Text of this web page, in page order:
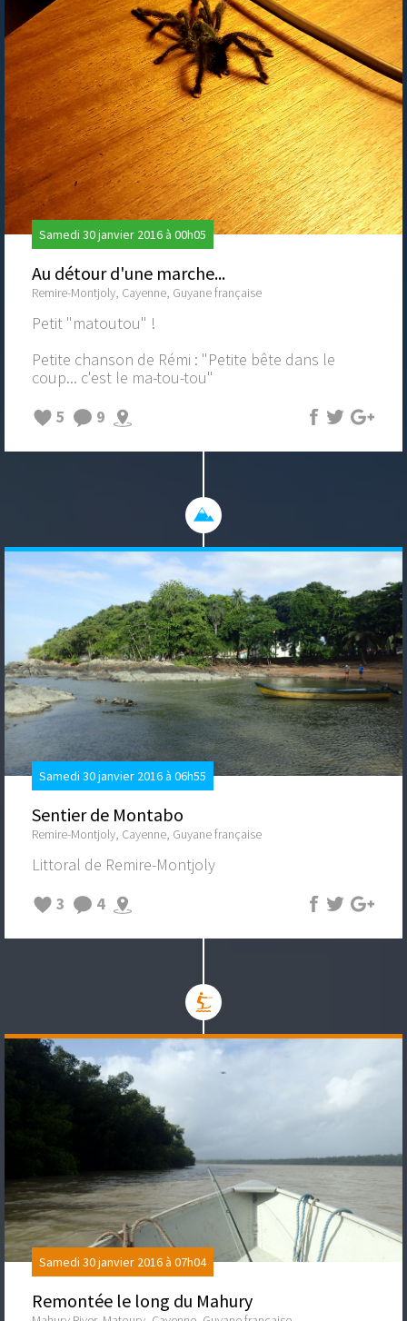
Samedi 30 janvier 2016 à 00h05
Au détour d'une marche...
Remire-Montjoly, Cayenne, Guyane française
Petit "matoutou" !
Petite chanson de Rémi : "Petite bête dans le
coup... c'est le ma-tou-tou"
5
9
Samedi 30 janvier 2016 à 06h55
Sentier de Montabo
Remire-Montjoly, Cayenne, Guyane française
Littoral de Remire-Montjoly
3
4
Samedi 30 janvier 2016 à 07h04
Remontée le long du Mahury